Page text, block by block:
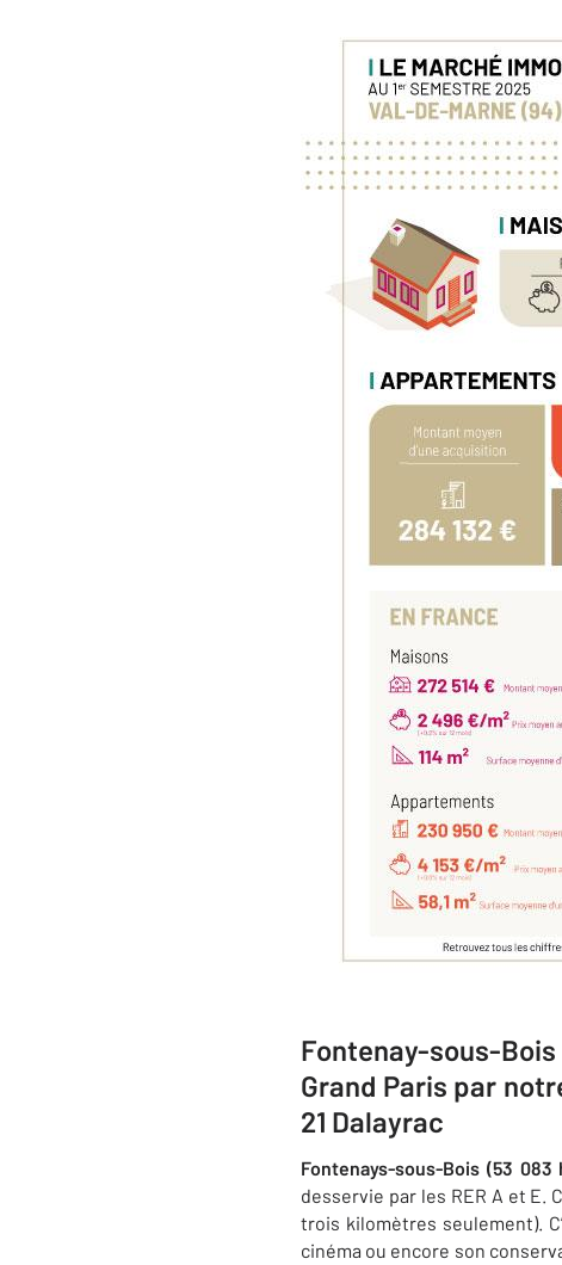
Fontenay-sous-
Grand Paris par
21 Dalayrac
Fontenays-sous-Bois (53
desservie par les RER A et E.
trois kilomètres seulement).
cinéma ou encore son